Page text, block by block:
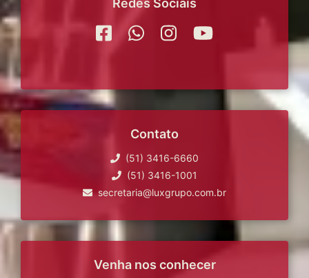
Redes Sociais
Contato
(51) 3416-6660
(51) 3416-1001
secretaria@luxgrupo.com.br
Venha nos conhecer